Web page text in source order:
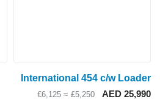
International 454 c/w
AED
£5,250
≈ €6,125